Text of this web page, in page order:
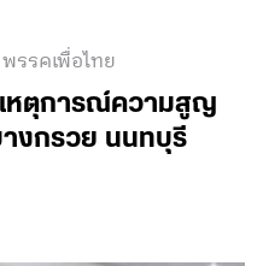
รรคเพื่อไทย
เหตุการณ์ความสูญ
างกรวย นนทบุรี